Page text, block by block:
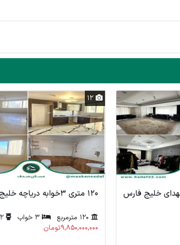
12
120 متری 3خوابه دریاچه خلیج فارس*
3 خواب
2 سرویس
9,850,000,000تومان